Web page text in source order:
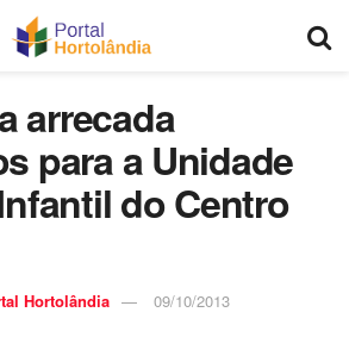
arrecada
para a Unidade
do Centro
Hortolândia 09/10/2013